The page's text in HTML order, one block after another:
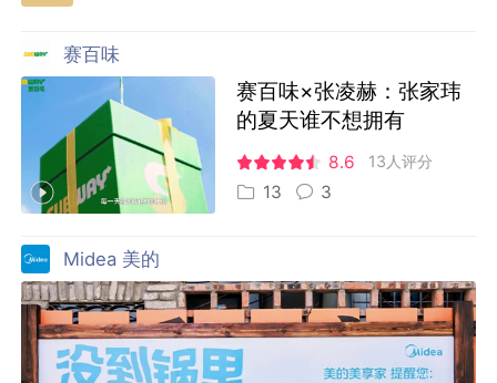
赛百味
赛百味×张凌赫：张家玮
的夏天谁不想拥有
8.6 13人评分
13 3
Midea 美的